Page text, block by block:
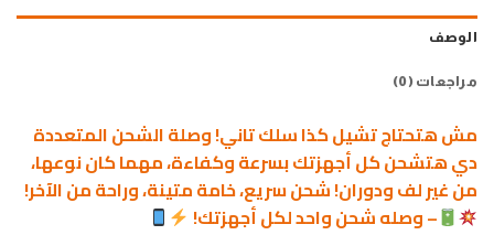
الوصف
مراجعات (0)
مش هتحتاج تشيل كذا سلك تاني! وصلة الشحن المتعددة
دي هتشحن كل أجهزتك بسرعة وكفاءة، مهما كان نوعها،
من غير لف ودوران! شحن سريع، خامة متينة، وراحة من الآخر!
– وصله شحن واحد لكل أجهزتك!